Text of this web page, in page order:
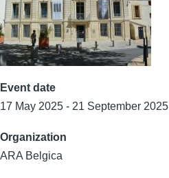
Event date
17 May 2025 - 21 September 2025
Organization
ARA Belgica